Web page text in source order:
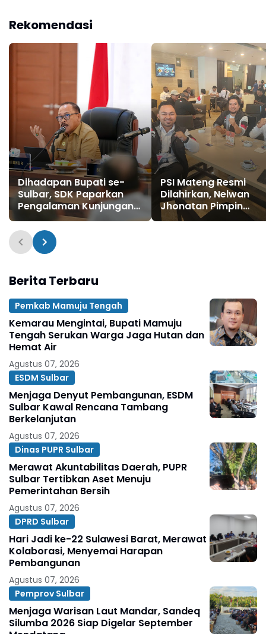
Rekomendasi
Dihadapan Bupati se-
Sulbar, SDK Paparkan
Pengalaman Kunjungan
Tiongkok
PSI Mateng Resmi
Dilahirkan, Nelwan
Jhonatan Pimpin
Pasukan Jokowi-
Berita Terbaru
Pemkab Mamuju Tengah
Kemarau Mengintai, Bupati Mamuju
Tengah Serukan Warga Jaga Hutan dan
Hemat Air
Agustus 07, 2026
ESDM Sulbar
Menjaga Denyut Pembangunan, ESDM
Sulbar Kawal Rencana Tambang
Berkelanjutan
Agustus 07, 2026
Dinas PUPR Sulbar
Merawat Akuntabilitas Daerah, PUPR
Sulbar Tertibkan Aset Menuju
Pemerintahan Bersih
Agustus 07, 2026
DPRD Sulbar
Hari Jadi ke-22 Sulawesi Barat, Merawat
Kolaborasi, Menyemai Harapan
Pembangunan
Agustus 07, 2026
Pemprov Sulbar
Menjaga Warisan Laut Mandar, Sandeq
Silumba 2026 Siap Digelar September